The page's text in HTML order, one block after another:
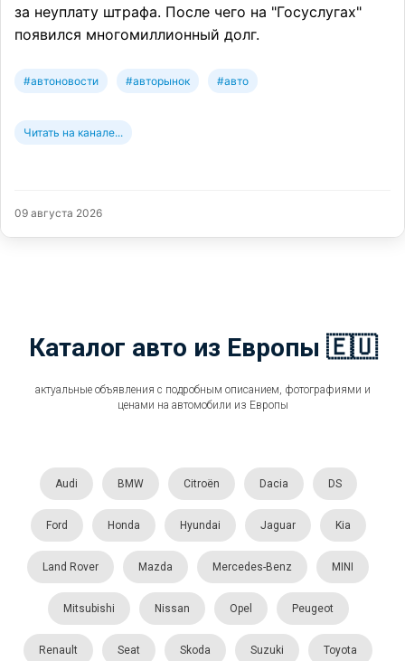
за неуплату штрафа. После чего на "Госуслугах"
появился многомиллионный долг.
#автоновости #авторынок #авто
Читать на канале...
09 августа 2026
Каталог авто из Европы 🇪🇺
актуальные объявления с подробным описанием, фотографиями и
ценами на автомобили из Европы
Audi BMW Citroën Dacia DS
Ford Honda Hyundai Jaguar Kia
Land Rover Mazda Mercedes-Benz MINI
Mitsubishi Nissan Opel Peugeot
Renault Seat Skoda Suzuki Toyota